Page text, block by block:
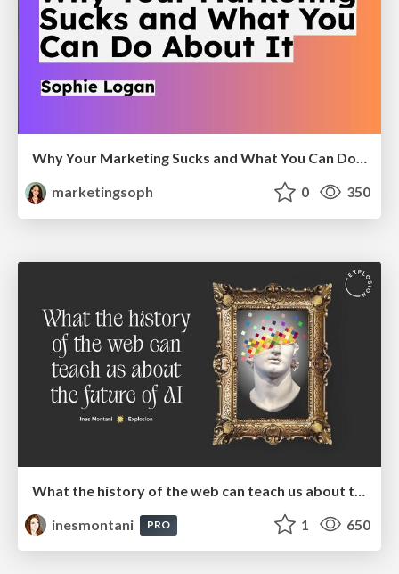
Why Your Marketing Sucks and What You Can Do About It - Sophie Logan
marketingsoph
0 350
inesmontani
PRO 1 650